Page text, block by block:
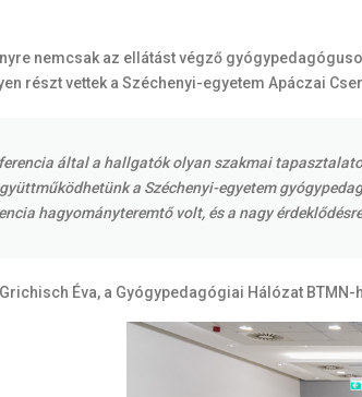
nemcsak az ellátást végző
részt vettek a Széchenyi-egyetem Apáczai
által a hallgatók olyan szakmai
a Széchenyi-egyetem
hagyományteremtő volt, és a nagy
Éva, a Gyógypedagógiai Hálózat